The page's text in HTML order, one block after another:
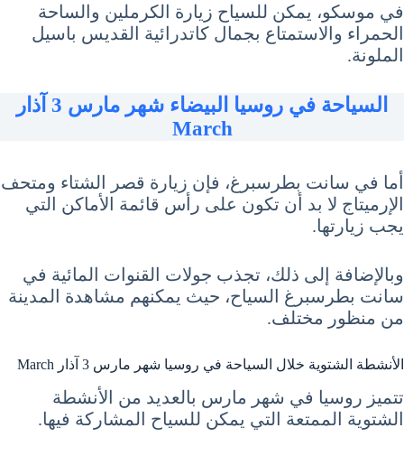
في موسكو، يمكن للسياح زيارة الكرملين والساحة
الحمراء والاستمتاع بجمال كاتدرائية القديس باسيل
الملونة.
السياحة في روسيا البيضاء شهر مارس 3 آذار
March
أما في سانت بطرسبرغ، فإن زيارة قصر الشتاء ومتحف
الإرميتاج لا بد أن تكون على رأس قائمة الأماكن التي
يجب زيارتها.
وبالإضافة إلى ذلك، تجذب جولات القنوات المائية في
سانت بطرسبرغ السياح، حيث يمكنهم مشاهدة المدينة
من منظور مختلف.
الأنشطة الشتوية خلال السياحة في روسيا شهر مارس 3 آذار March
تتميز روسيا في شهر مارس بالعديد من الأنشطة
الشتوية الممتعة التي يمكن للسياح المشاركة فيها.